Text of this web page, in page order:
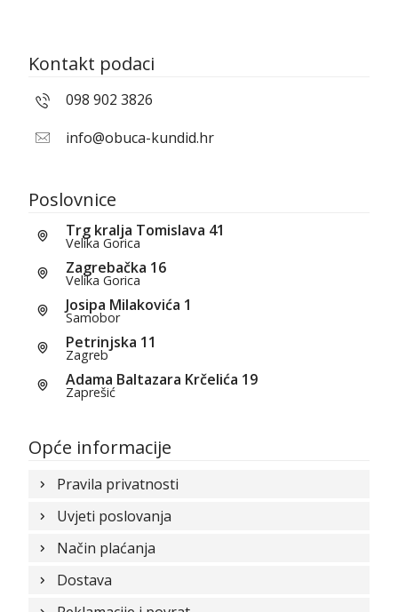
Kontakt podaci
098 902 3826
info@obuca-kundid.hr
Poslovnice
Trg kralja Tomislava 41
Velika Gorica
Zagrebačka 16
Velika Gorica
Josipa Milakovića 1
Samobor
Petrinjska 11
Zagreb
Adama Baltazara Krčelića 19
Zaprešić
Opće informacije
Pravila privatnosti
Uvjeti poslovanja
Način plaćanja
Dostava